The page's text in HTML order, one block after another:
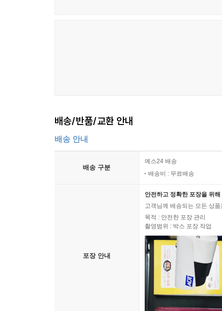
배송/반품/교환 안내
배송 안내
배송 구분
예스24 배송
배송비 : 무료배송
포장 안내
안전하고 정확한 포장을 위
고객님께 배송되는 모든 상
목적 : 안전한 포장 관리
촬영범위 : 박스 포장 작업